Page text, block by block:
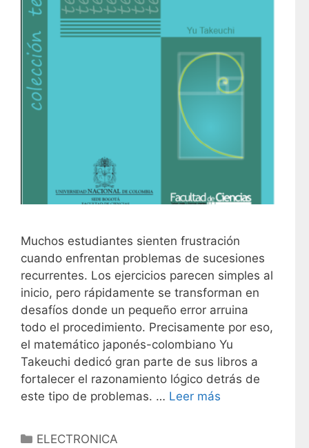
Muchos estudiantes sienten frustración
cuando enfrentan problemas de sucesiones
recurrentes. Los ejercicios parecen simples al
inicio, pero rápidamente se transforman en
desafíos donde un pequeño error arruina
todo el procedimiento. Precisamente por eso,
el matemático japonés-colombiano Yu
Takeuchi dedicó gran parte de sus libros a
fortalecer el razonamiento lógico detrás de
este tipo de problemas. … Leer más
C
ELECTRONICA